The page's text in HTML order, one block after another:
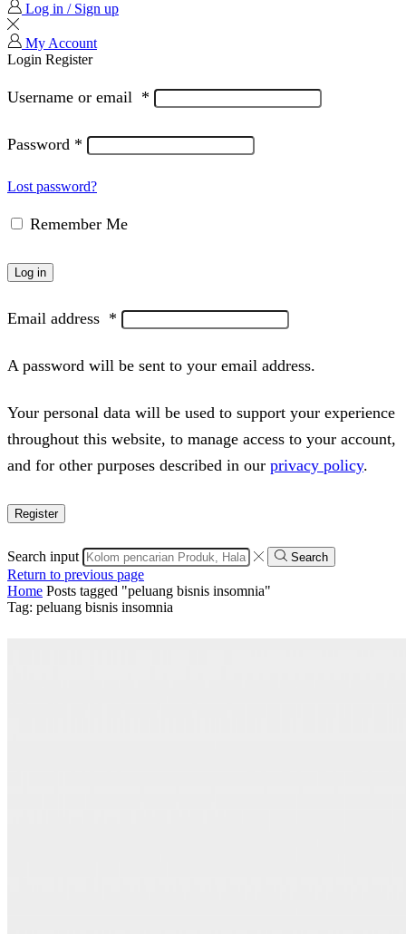
Log in / Sign up
My Account
Login Register
Username or email *
Password *
Lost password?
Remember Me
Log in
Email address *
A password will be sent to your email address.
Your personal data will be used to support your experience
throughout this website, to manage access to your account,
and for other purposes described in our privacy policy.
Register
Search input Search
Return to previous page
Home Posts tagged "peluang bisnis insomnia"
Tag: peluang bisnis insomnia